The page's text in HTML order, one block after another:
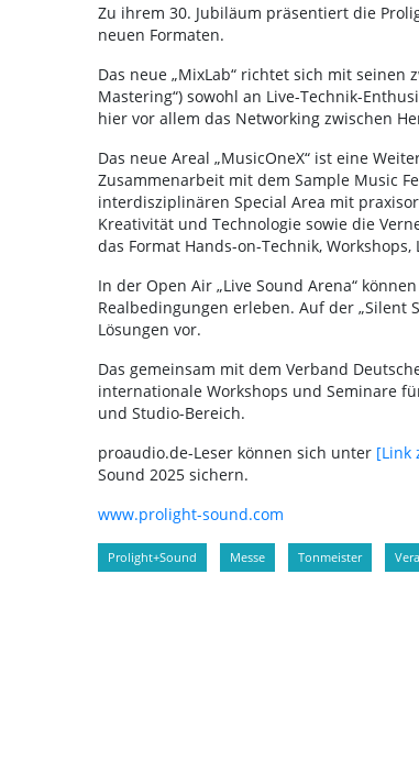
Zu ihrem 30. Jubiläum präsentiert die
neuen Formaten.
Das neue „MixLab“ richtet sich mit seinen
Mastering“) sowohl an Live-Technik-
hier vor allem das Networking zwischen
Das neue Areal „MusicOneX“ ist eine
Zusammenarbeit mit dem Sample Music
interdisziplinären Special Area mit
Kreativität und Technologie sowie die
das Format Hands-on-Technik,
In der Open Air „Live Sound Arena“
Realbedingungen erleben. Auf der „Silent
Lösungen vor.
Das gemeinsam mit dem Verband
internationale Workshops und Seminare
und Studio-Bereich.
proaudio.de-Leser können sich unter [Link
Sound 2025 sichern.
www.prolight-sound.com
Prolight+Sound Messe Tonmeister